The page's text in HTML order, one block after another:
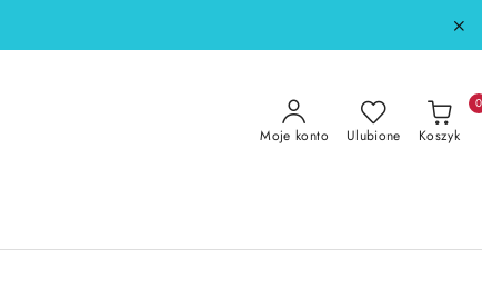
Moje konto Ulubione Koszyk
0